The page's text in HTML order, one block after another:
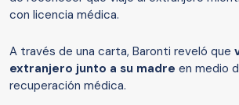
con licencia médica.
A través de una carta, Baronti reveló que
extranjero junto a su madre en medio
recuperación médica.